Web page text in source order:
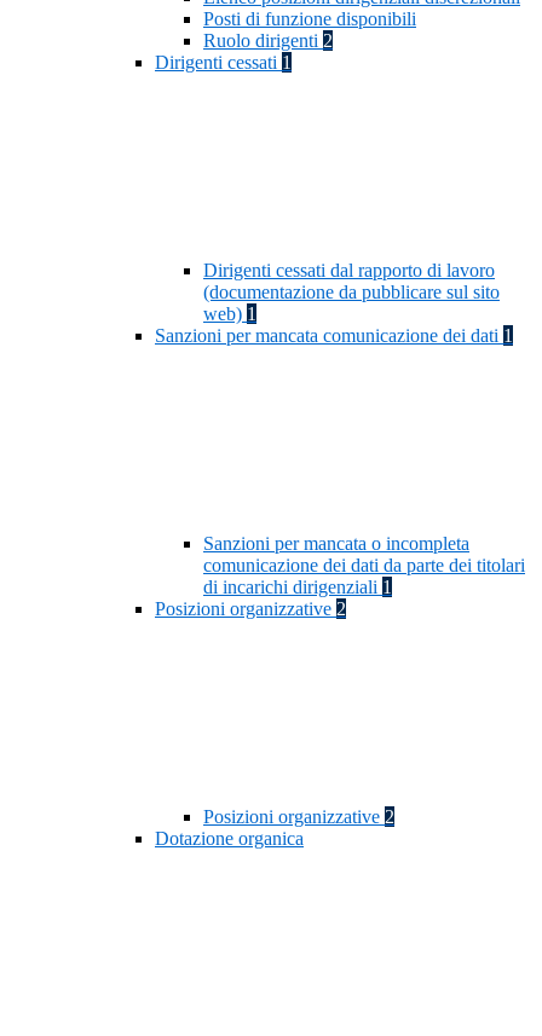
Posti di funzione disponibili
Ruolo dirigenti 2
Dirigenti cessati 1
Dirigenti cessati dal rapporto di lavoro
(documentazione da pubblicare sul sito
web) 1
Sanzioni per mancata comunicazione dei dati 1
Sanzioni per mancata o incompleta
comunicazione dei dati da parte dei titolari
di incarichi dirigenziali 1
Posizioni organizzative 2
Posizioni organizzative 2
Dotazione organica